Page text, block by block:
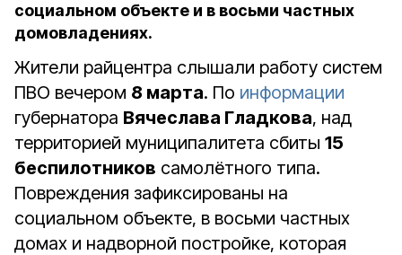
социальном объекте и в восьми частных
домовладениях.
Жители райцентра слышали работу систем
ПВО вечером 8 марта. По информации
губернатора Вячеслава Гладкова, над
территорией муниципалитета сбиты 15
беспилотников самолётного типа.
Повреждения зафиксированы на
социальном объекте, в восьми частных
домах и надворной постройке, которая